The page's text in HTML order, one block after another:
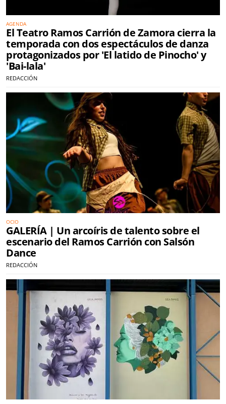
AGENDA
El Teatro Ramos Carrión de Zamora cierra la
temporada con dos espectáculos de danza
protagonizados por 'El latido de Pinocho' y
'Bai-lala'
REDACCIÓN
OCIO
GALERÍA | Un arcoíris de talento sobre el
escenario del Ramos Carrión con Salsón
Dance
REDACCIÓN